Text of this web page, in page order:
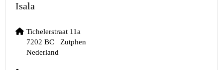
Isala
Tichelerstraat 11a
7202 BC Zutphen
Nederland